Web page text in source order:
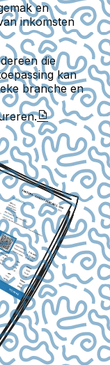
en
inkomsten
die
kan
branche en